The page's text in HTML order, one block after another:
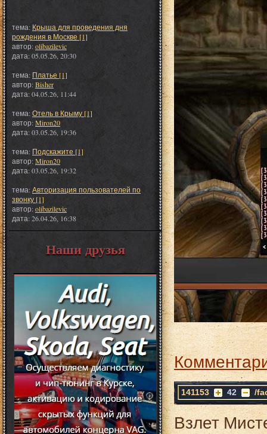
тема: Крыша для проведения дня
рождения в Москве [1]
автор:olibazilevic
дата: 05.05.26, 20:30
тема: Платье [1]
автор:Bisher
дата: 04.05.26, 11:44
тема:Отель в Крыму [1]
автор:Miron20
дата: 03.05.26, 19:36
тема: Подскажите [1]
автор:Miron20
дата: 03.05.26, 19:32
тема:Авторизация пользователей по
звонку [1]
автор:olibazilevic
дата: 26.04.26, 16:38
Наши друзья
141153 42 /
Взлет